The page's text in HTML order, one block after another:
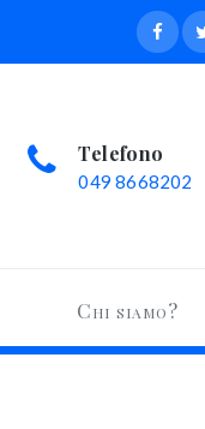
Telefono
049 8668202
Chi siamo?